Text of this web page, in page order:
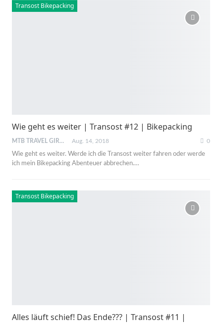
Transost Bikepacking
Wie geht es weiter | Transost #12 | Bikepacking
MTB TRAVEL GIRL Aug. 14, 2018 0
Wie geht es weiter. Werde ich die Transost weiter fahren oder werde
ich mein Bikepacking Abenteuer abbrechen.…
Transost Bikepacking
Alles läuft schief! Das Ende??? | Transost #11 |